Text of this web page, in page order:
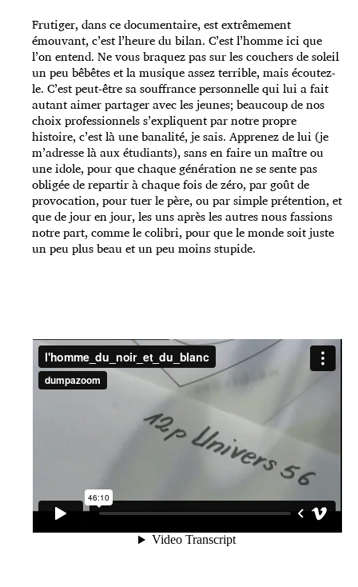
Frutiger, dans ce documentaire, est extrêmement
émouvant, c’est l’heure du bilan. C’est l’homme ici que
l’on entend. Ne vous braquez pas sur les couchers de soleil
un peu bêbêtes et la musique assez terrible, mais écoutez-
le. C’est peut-être sa souffrance personnelle qui lui a fait
autant aimer partager avec les jeunes; beaucoup de nos
choix professionnels s’expliquent par notre propre
histoire, c’est là une banalité, je sais. Apprenez de lui (je
m’adresse là aux étudiants), sans en faire un maître ou
une idole, pour que chaque génération ne se sente pas
obligée de repartir à chaque fois de zéro, par goût de
provocation, pour tuer le père, ou par simple prétention, et
que de jour en jour, les uns après les autres nous fassions
notre part, comme le colibri, pour que le monde soit juste
un peu plus beau et un peu moins stupide.